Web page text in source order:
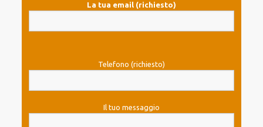
La tua email (richiesto)
Telefono (richiesto)
Il tuo messaggio